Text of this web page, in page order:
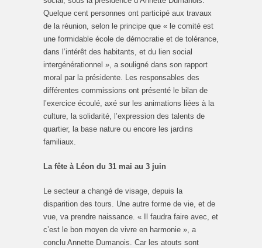
Quelque cent personnes ont participé aux travaux
de la réunion, selon le principe que « le comité est
une formidable école de démocratie et de tolérance,
dans l’intérêt des habitants, et du lien social
intergénérationnel », a souligné dans son rapport
moral par la présidente. Les responsables des
différentes commissions ont présenté le bilan de
l’exercice écoulé, axé sur les animations liées à la
culture, la solidarité, l’expression des talents de
quartier, la base nature ou encore les jardins
familiaux.
La fête à Léon du 31 mai au 3 juin
Le secteur a changé de visage, depuis la
disparition des tours. Une autre forme de vie, et de
vue, va prendre naissance. « Il faudra faire avec, et
c’est le bon moyen de vivre en harmonie », a
conclu Annette Dumanois. Car les atouts sont